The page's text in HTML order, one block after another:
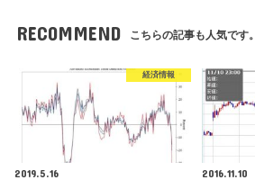
RECOMMEND こちらの記事も人気です。
経済情報
2019.5.16
2016.11.10